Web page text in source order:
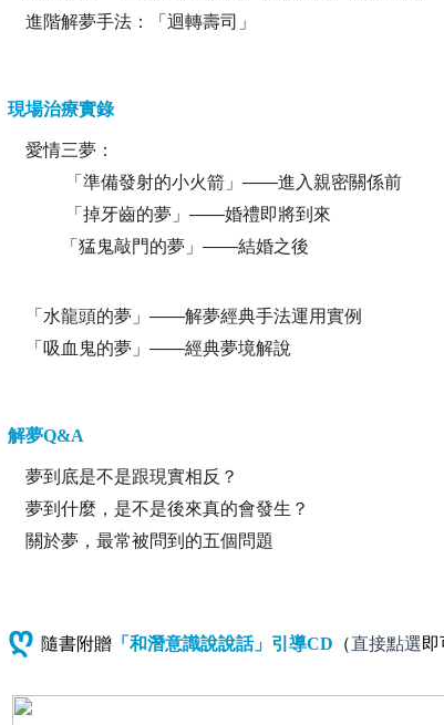
進階解夢手法：「迴轉壽司」
現場治療實錄
愛情三夢：
「準備發射的小火箭」 ——進入親密關係前
「掉牙齒的夢」 ——婚禮即將到來
「猛鬼敲門的夢」 ——結婚之後
「水龍頭的夢」 ——解夢經典手法運用實例
「吸血鬼的夢」 ——經典夢境解說
解夢Q&A
夢到底是不是跟現實相反？
夢到什麼，是不是後來真的會發生？
關於夢，最常被問到的五個問題
ღ 隨書附贈 「和潛意識說說話」引導CD （直接點選即